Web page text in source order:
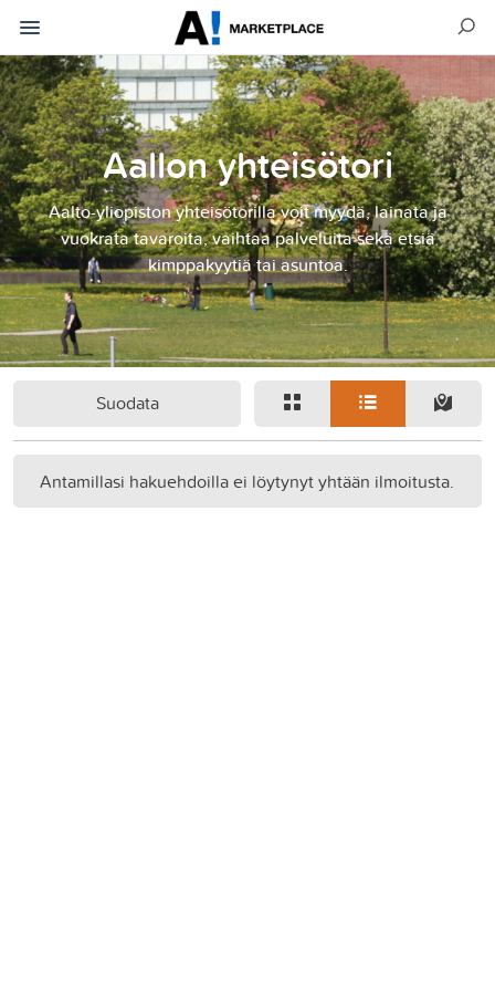
Aallon yhteisötori
Aalto-yliopiston yhteisötorilla voit myydä, lainata ja
vuokrata tavaroita, vaihtaa palveluita sekä etsiä
kimppakyytiä tai asuntoa.
Suodata
Antamillasi hakuehdoilla ei löytynyt yhtään ilmoitusta.